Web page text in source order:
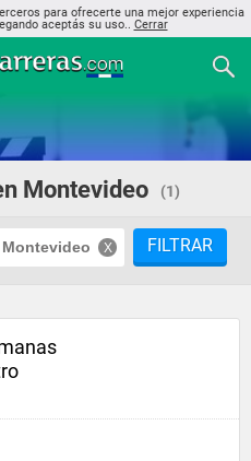
para ofrecerte una mejor experiencia
aceptás su uso.. Cerrar
Montevideo (1)
Montevideo FILTRAR